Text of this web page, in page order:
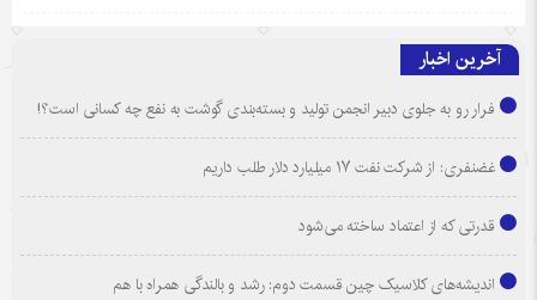
آخرین اخبار
فرار رو به جلوی دبیر انجمن تولید و بسته‌بندی گوشت به نفع چه کسانی است؟!
غضنفری: از شرکت نفت ۱۷ میلیارد دلار طلب داریم
قدرتی که از اعتماد ساخته می‌شود
اندیشه‌های کلاسیک چین قسمت دوم: رشد و بالندگی همراه با هم